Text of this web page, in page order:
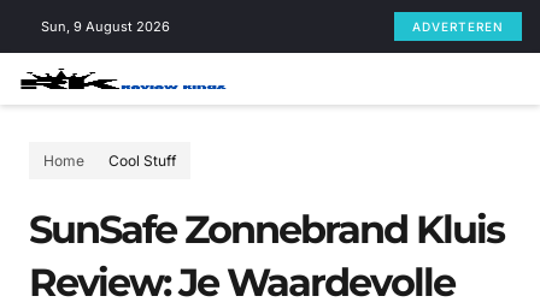
Sun, 9 August 2026 ADVERTEREN
Home Cool Stuff
SunSafe Zonnebrand Kluis
Review: Je Waardevolle